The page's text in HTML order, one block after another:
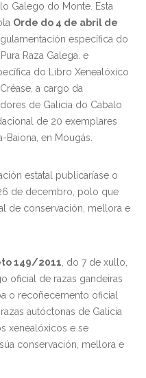
Galego do Monte. Esta
Orde do 4 de abril de
específica do
Raza Galega. e
do Libro Xenealóxico
a cargo da
de Galicia do Cabalo
de 20 exemplares
Baiona, en Mougás.
estatal publicaríase o
26 de decembro, polo que
de conservación, mellora e
149/2011 , do 7 de xullo,
oficial de razas gandeiras
o recoñecemento oficial
autóctonas de Galicia
xenealóxicos e se
conservación, mellora e